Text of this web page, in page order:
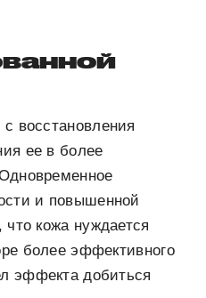
восстановления
ее в более
и повышенной
кожа нуждается
более эффективного
эффекта добиться